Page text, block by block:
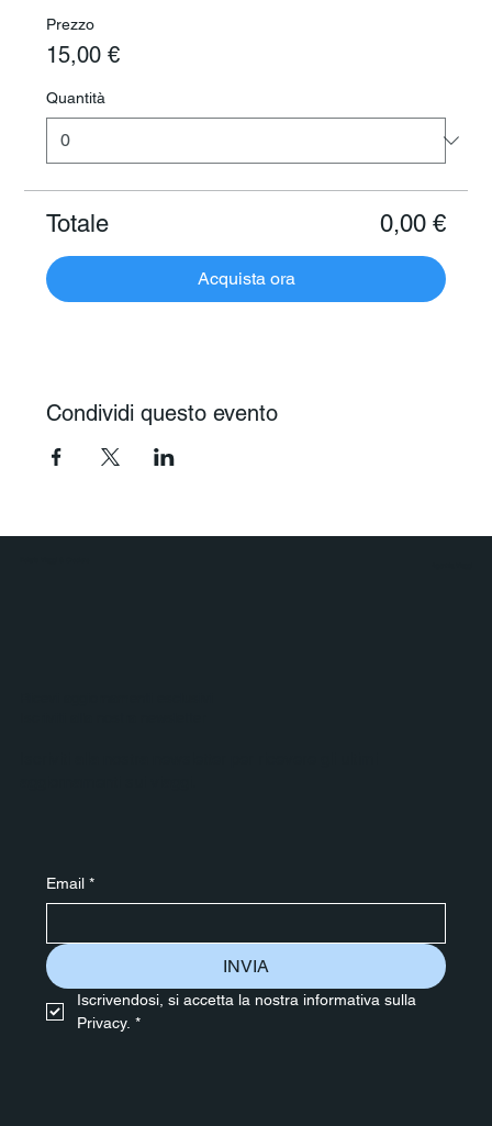
Prezzo
15,00 €
Quantità
Totale 0,00 €
Acquista ora
Condividi questo evento
Email *
INVIA
Iscrivendosi, si accetta la nostra informativa sulla
Privacy. *